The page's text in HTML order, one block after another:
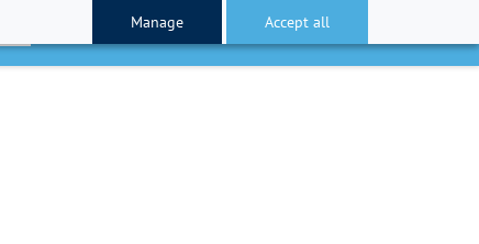
Manage Accept all